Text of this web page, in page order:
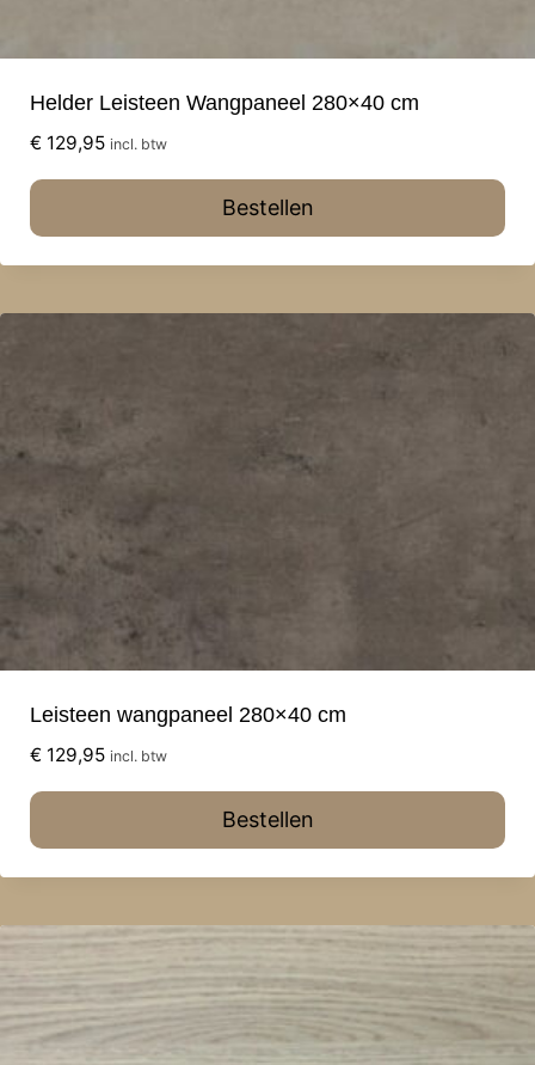
Helder Leisteen Wangpaneel 280×40 cm
€ 129,95 incl. btw
Bestellen
Leisteen wangpaneel 280×40 cm
€ 129,95 incl. btw
Bestellen